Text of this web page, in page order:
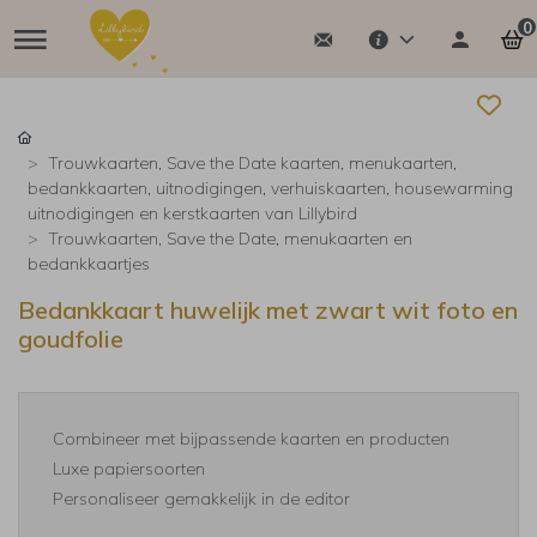
0
Trouwkaarten, Save the Date kaarten, menukaarten,
bedankkaarten, uitnodigingen, verhuiskaarten, housewarming
uitnodigingen en kerstkaarten van Lillybird
Trouwkaarten, Save the Date, menukaarten en
bedankkaartjes
Bedankkaart huwelijk met zwart wit foto en
goudfolie
Combineer met bijpassende kaarten en producten
Luxe papiersoorten
Personaliseer gemakkelijk in de editor